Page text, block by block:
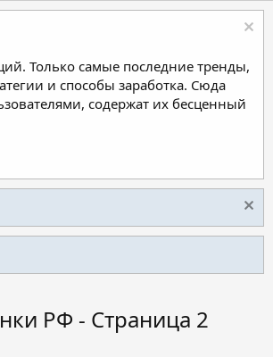
Только самые последние тренды,
и способы заработка. Сюда
содержат их бесценный
РФ - Страница 2